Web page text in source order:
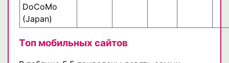
DoCoMo
(Japan)
Топ мобильных сайтов